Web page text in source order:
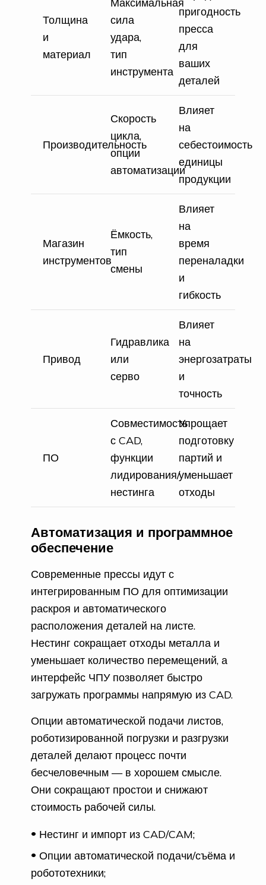
Толщина
и
материал
сила
удара,
тип
инструмента
пригодность
пресса
для
ваших
деталей
Производительность
Скорость
цикла,
опции
автоматизации
Влияет
на
себестоимость
единицы
продукции
Магазин
инструментов
Ёмкость,
тип
смены
Влияет
на
время
переналадки
и
гибкость
Привод
Гидравлика
или
серво
Влияет
на
энергозатраты
и
точность
ПО
Совместимость
с CAD,
функции
лидирования/
нестинга
Упрощает
подготовку
партий и
уменьшает
отходы
Автоматизация и программное
обеспечение
Современные прессы идут с
интегрированным ПО для оптимизации
раскроя и автоматического
расположения деталей на листе.
Нестинг сокращает отходы металла и
уменьшает количество перемещений, а
интерфейс ЧПУ позволяет быстро
загружать программы напрямую из CAD.
Опции автоматической подачи листов,
роботизированной погрузки и разгрузки
деталей делают процесс почти
бесчеловечным — в хорошем смысле.
Они сокращают простои и снижают
стоимость рабочей силы.
Нестинг и импорт из CAD/CAM;
Опции автоматической подачи/съёма и
робототехники;